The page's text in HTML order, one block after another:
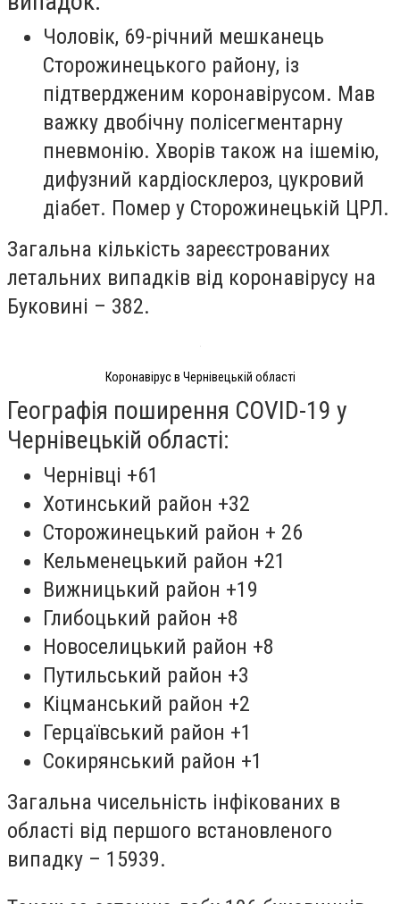
Чоловік, 69-річний мешканець
Сторожинецького району, із
підтвердженим коронавірусом. Мав
важку двобічну полісегментарну
пневмонію. Хворів також на ішемію,
дифузний кардіосклероз, цукровий
діабет. Помер у Сторожинецькій ЦРЛ.
Загальна кількість зареєстрованих
летальних випадків від коронавірусу на
Буковині – 382.
Коронавірус в Чернівецькій області
Географія поширення COVID-19 у
Чернівецькій області:
Чернівці +61
Хотинський район +32
Сторожинецький район + 26
Кельменецький район +21
Вижницький район +19
Глибоцький район +8
Новоселицький район +8
Путильський район +3
Кіцманський район +2
Герцаївський район +1
Сокирянський район +1
Загальна чисельність інфікованих в
області від першого встановленого
випадку – 15939.